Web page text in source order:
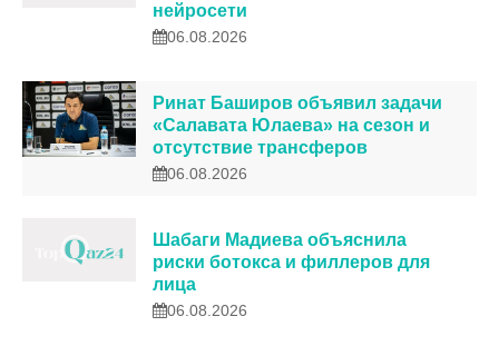
нейросети
06.08.2026
Ринат Баширов объявил задачи
«Салавата Юлаева» на сезон и
отсутствие трансферов
06.08.2026
Шабаги Мадиева объяснила
риски ботокса и филлеров для
лица
06.08.2026